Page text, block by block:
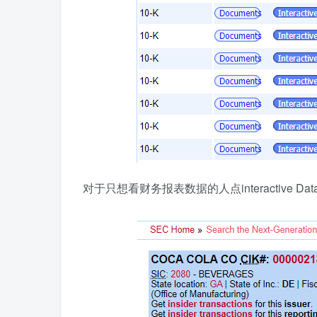
对于只想看财务报表数据的人点interactive